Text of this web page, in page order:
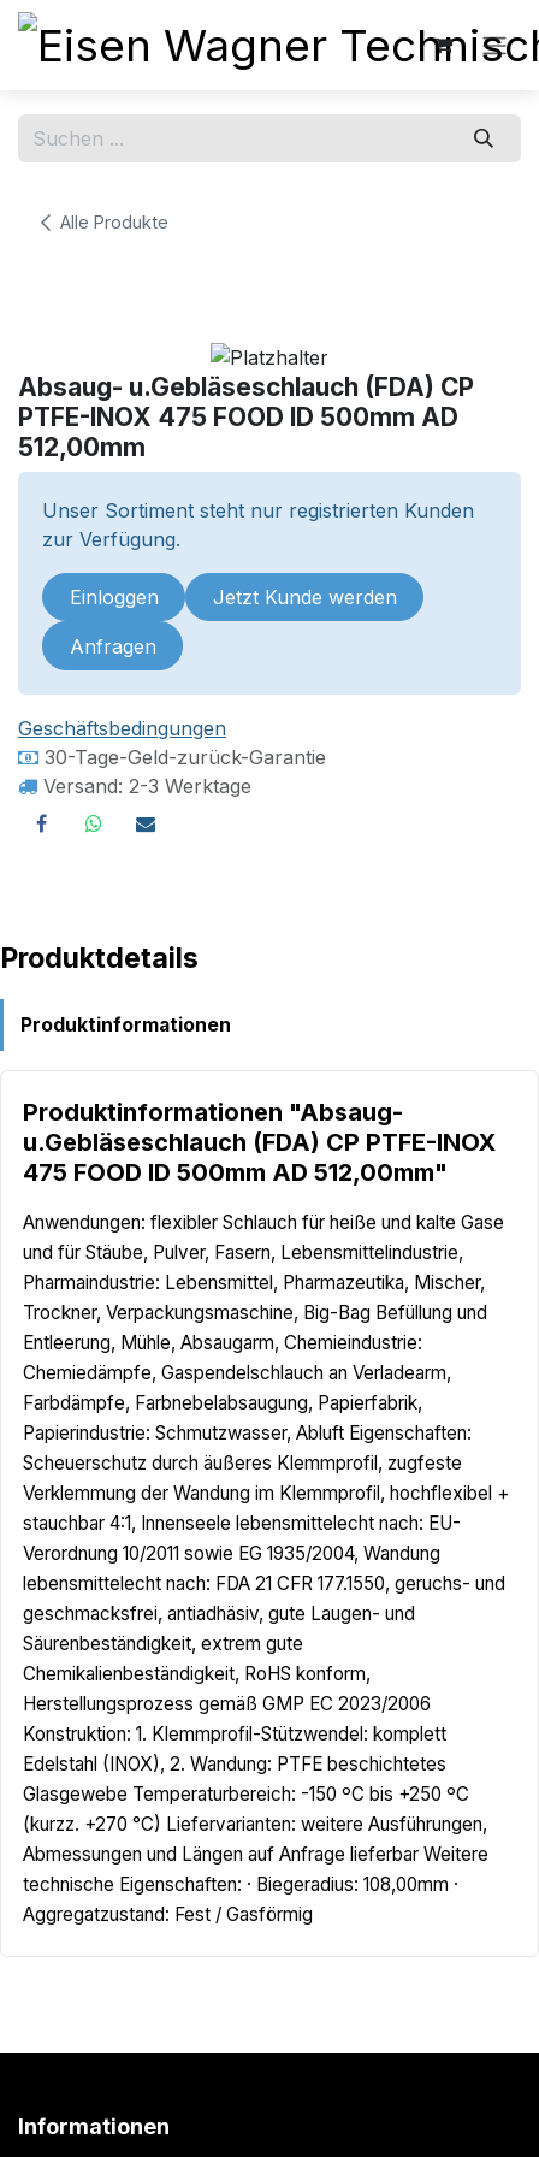
Zum Inhalt springen
Alle Produkte
Absaug- u.Gebläseschlauch (FDA) CP
PTFE-INOX 475 FOOD ID 500mm AD
512,00mm
Unser Sortiment steht nur registrierten Kunden
zur Verfügung.
Einloggen Jetzt Kunde werden
Anfragen
Geschäftsbedingungen
30-Tage-Geld-zurück-Garantie
Versand: 2-3 Werktage
Produktdetails
Produktinformationen
Produktinformationen "Absaug-
u.Gebläseschlauch (FDA) CP PTFE-INOX
475 FOOD ID 500mm AD 512,00mm"
Anwendungen: flexibler Schlauch für heiße und kalte Gase
und für Stäube, Pulver, Fasern, Lebensmittelindustrie,
Pharmaindustrie: Lebensmittel, Pharmazeutika, Mischer,
Trockner, Verpackungsmaschine, Big-Bag Befüllung und
Entleerung, Mühle, Absaugarm, Chemieindustrie:
Chemiedämpfe, Gaspendelschlauch an Verladearm,
Farbdämpfe, Farbnebelabsaugung, Papierfabrik,
Papierindustrie: Schmutzwasser, Abluft Eigenschaften:
Scheuerschutz durch äußeres Klemmprofil, zugfeste
Verklemmung der Wandung im Klemmprofil, hochflexibel +
stauchbar 4:1, Innenseele lebensmittelecht nach: EU-
Verordnung 10/2011 sowie EG 1935/2004, Wandung
lebensmittelecht nach: FDA 21 CFR 177.1550, geruchs- und
geschmacksfrei, antiadhäsiv, gute Laugen- und
Säurenbeständigkeit, extrem gute
Chemikalienbeständigkeit, RoHS konform,
Herstellungsprozess gemäß GMP EC 2023/2006
Konstruktion: 1. Klemmprofil-Stützwendel: komplett
Edelstahl (INOX), 2. Wandung: PTFE beschichtetes
Glasgewebe Temperaturbereich: -150 ºC bis +250 ºC
(kurzz. +270 °C) Liefervarianten: weitere Ausführungen,
Abmessungen und Längen auf Anfrage lieferbar Weitere
technische Eigenschaften: · Biegeradius: 108,00mm ·
Aggregatzustand: Fest / Gasförmig
Informationen